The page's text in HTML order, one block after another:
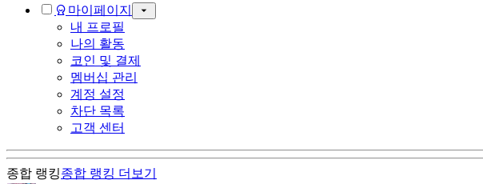
마이페이지
내 프로필
나의 활동
코인 및 결제
멤버십 관리
계정 설정
차단 목록
고객 센터
종합 랭킹종합 랭킹 더보기